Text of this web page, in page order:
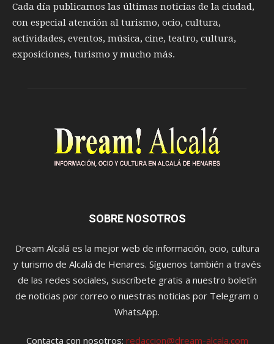
Cada día publicamos las últimas noticias de la ciudad,
con especial atención al turismo, ocio, cultura,
actividades, eventos, música, cine, teatro, cultura,
exposiciones, turismo y mucho más.
SOBRE NOSOTROS
Dream Alcalá es la mejor web de información, ocio, cultura
y turismo de Alcalá de Henares. Síguenos también a través
de las redes sociales, suscríbete gratis a nuestro boletín
de noticias por correo o nuestras noticias por Telegram o
WhatsApp.
Contacta con nosotros: redaccion@dream-alcala.com